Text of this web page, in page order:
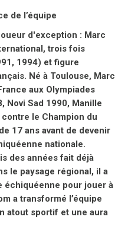
Né à Toulouse, Marc
aux Olympiades
Sad 1990, Manille
le Champion du
17 ans avant de devenir
nationale.
des années fait déjà
le paysage régional, il a
pour jouer à
a transformé l’équipe
sportif et une aura
renouveau, l’accession
collective. Le club est